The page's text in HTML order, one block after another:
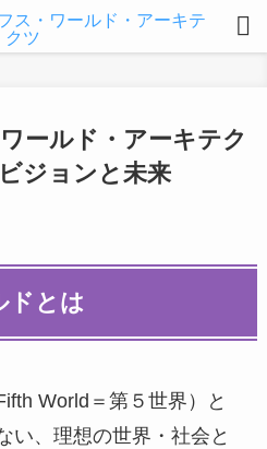
ールド・アーキテク
ジョンと未来
ドとは
World＝第５世界）と
い、理想の世界・社会と